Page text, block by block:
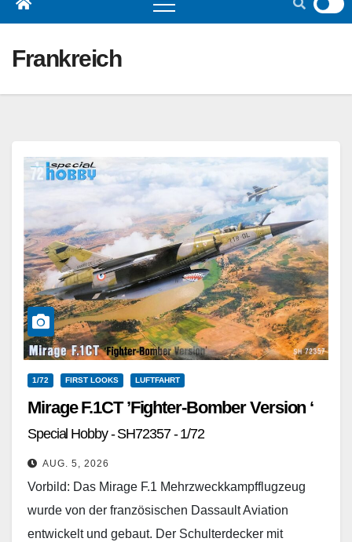
Frankreich
1/72 FIRST LOOKS LUFTFAHRT
Mirage F.1CT ’Fighter-Bomber Version ‘
Special Hobby - SH72357 - 1/72
AUG. 5, 2026
Vorbild: Das Mirage F.1 Mehrzweckkampfflugzeug
wurde von der französischen Dassault Aviation
entwickelt und gebaut. Der Schulterdecker mit